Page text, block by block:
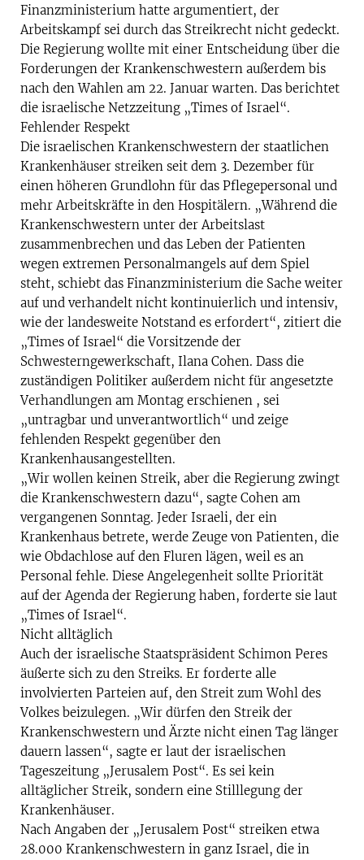
Finanzministerium hatte argumentiert, der
Arbeitskampf sei durch das Streikrecht nicht gedeckt.
Die Regierung wollte mit einer Entscheidung über die
Forderungen der Krankenschwestern außerdem bis
nach den Wahlen am 22. Januar warten. Das berichtet
die israelische Netzzeitung „Times of Israel“.
Fehlender Respekt
Die israelischen Krankenschwestern der staatlichen
Krankenhäuser streiken seit dem 3. Dezember für
einen höheren Grundlohn für das Pflegepersonal und
mehr Arbeitskräfte in den Hospitälern. „Während die
Krankenschwestern unter der Arbeitslast
zusammenbrechen und das Leben der Patienten
wegen extremen Personalmangels auf dem Spiel
steht, schiebt das Finanzministerium die Sache weiter
auf und verhandelt nicht kontinuierlich und intensiv,
wie der landesweite Notstand es erfordert“, zitiert die
„Times of Israel“ die Vorsitzende der
Schwesterngewerkschaft, Ilana Cohen. Dass die
zuständigen Politiker außerdem nicht für angesetzte
Verhandlungen am Montag erschienen , sei
„untragbar und unverantwortlich“ und zeige
fehlenden Respekt gegenüber den
Krankenhausangestellten.
„Wir wollen keinen Streik, aber die Regierung zwingt
die Krankenschwestern dazu“, sagte Cohen am
vergangenen Sonntag. Jeder Israeli, der ein
Krankenhaus betrete, werde Zeuge von Patienten, die
wie Obdachlose auf den Fluren lägen, weil es an
Personal fehle. Diese Angelegenheit sollte Priorität
auf der Agenda der Regierung haben, forderte sie laut
„Times of Israel“.
Nicht alltäglich
Auch der israelische Staatspräsident Schimon Peres
äußerte sich zu den Streiks. Er forderte alle
involvierten Parteien auf, den Streit zum Wohl des
Volkes beizulegen. „Wir dürfen den Streik der
Krankenschwestern und Ärzte nicht einen Tag länger
dauern lassen“, sagte er laut der israelischen
Tageszeitung „Jerusalem Post“. Es sei kein
alltäglicher Streik, sondern eine Stilllegung der
Krankenhäuser.
Nach Angaben der „Jerusalem Post“ streiken etwa
28.000 Krankenschwestern in ganz Israel, die in